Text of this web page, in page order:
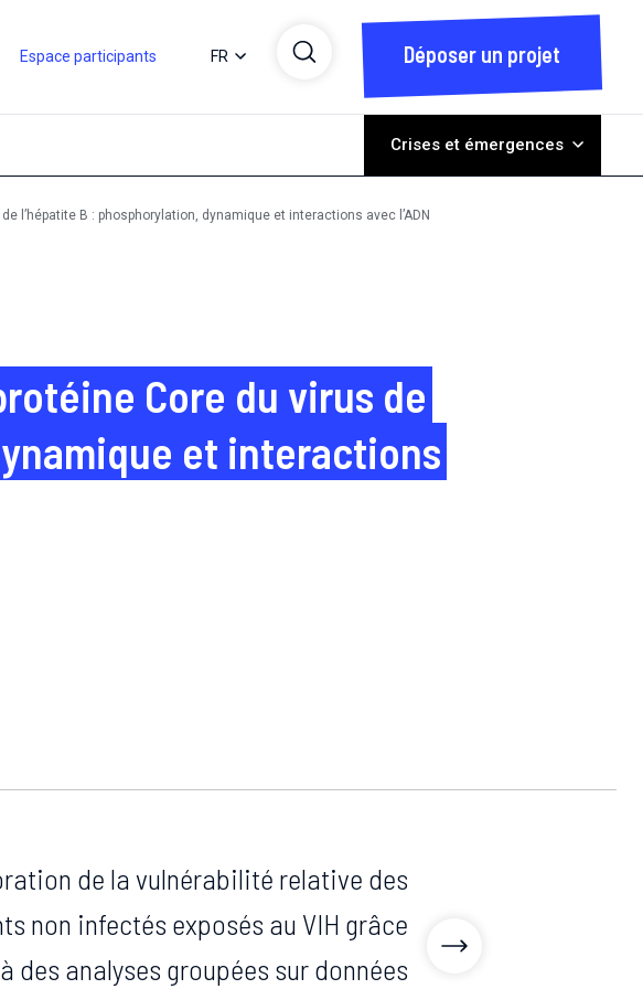
Espace participants FR Déposer un projet
Crises et émergences
l’hépatite B : phosphorylation, dynamique et interactions avec l’ADN
Core du virus de
et interactions
de la vulnérabilité relative des
non infectés exposés au VIH grâce
à des analyses groupées sur données